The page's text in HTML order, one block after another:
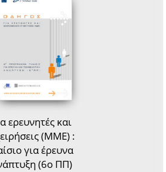
ερευνητές και
(ΜΜΕ) :
για έρευνα
(6ο ΠΠ)